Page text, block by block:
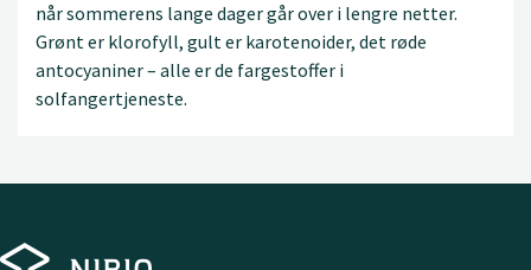
når sommerens lange dager går over i lengre netter.
Grønt er klorofyll, gult er karotenoider, det røde
antocyaniner – alle er de fargestoffer i
solfangertjeneste.